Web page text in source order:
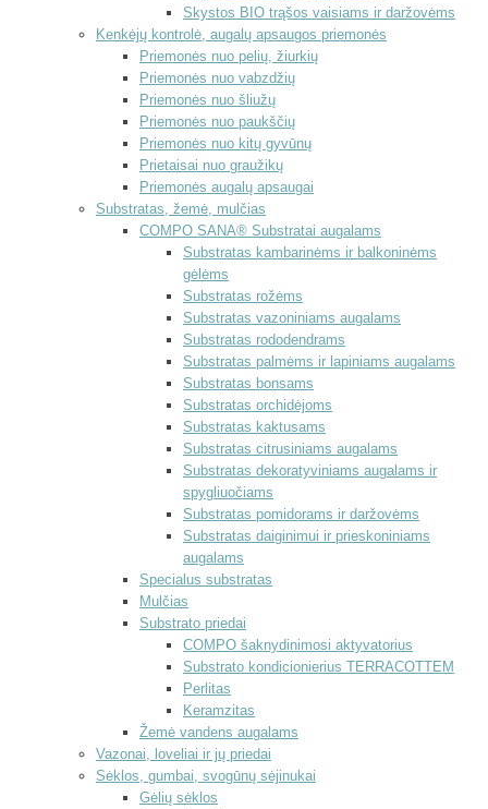
Skystos BIO trąšos vaisiams ir daržovėms
Kenkėjų kontrolė, augalų apsaugos priemonės
Priemonės nuo pelių, žiurkių
Priemonės nuo vabzdžių
Priemonės nuo šliužų
Priemonės nuo paukščių
Priemonės nuo kitų gyvūnų
Prietaisai nuo graužikų
Priemonės augalų apsaugai
Substratas, žemė, mulčias
COMPO SANA® Substratai augalams
Substratas kambarinėms ir balkoninėms
gėlėms
Substratas rožėms
Substratas vazoniniams augalams
Substratas rododendrams
Substratas palmėms ir lapiniams augalams
Substratas bonsams
Substratas orchidėjoms
Substratas kaktusams
Substratas citrusiniams augalams
Substratas dekoratyviniams augalams ir
spygliuočiams
Substratas pomidorams ir daržovėms
Substratas daiginimui ir prieskoniniams
augalams
Specialus substratas
Mulčias
Substrato priedai
COMPO šaknydinimosi aktyvatorius
Substrato kondicionierius TERRACOTTEM
Perlitas
Keramzitas
Žemė vandens augalams
Vazonai, loveliai ir jų priedai
Sėklos, gumbai, svogūnų sėjinukai
Gėlių sėklos